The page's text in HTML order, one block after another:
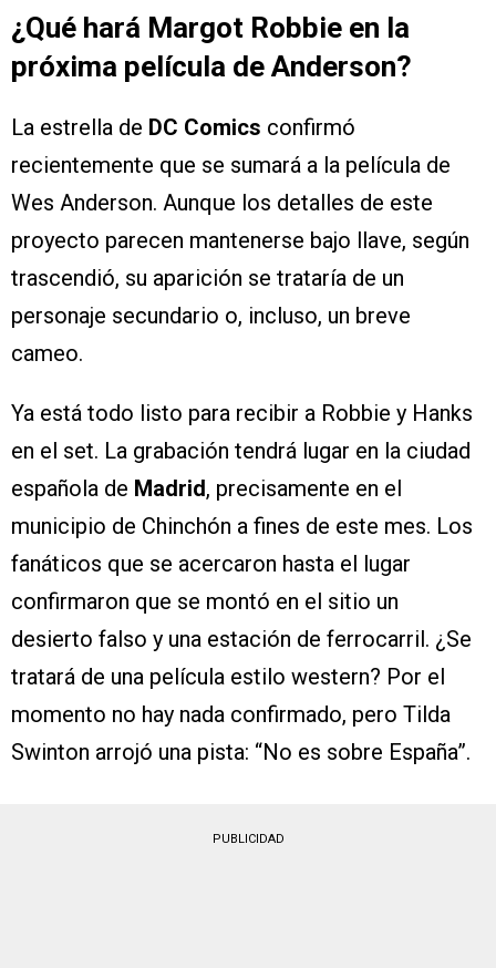
¿Qué hará Margot Robbie en la
próxima película de Anderson?
La estrella de DC Comics confirmó
recientemente que se sumará a la película de
Wes Anderson. Aunque los detalles de este
proyecto parecen mantenerse bajo llave, según
trascendió, su aparición se trataría de un
personaje secundario o, incluso, un breve
cameo.
Ya está todo listo para recibir a Robbie y Hanks
en el set. La grabación tendrá lugar en la ciudad
española de Madrid, precisamente en el
municipio de Chinchón a fines de este mes. Los
fanáticos que se acercaron hasta el lugar
confirmaron que se montó en el sitio un
desierto falso y una estación de ferrocarril. ¿Se
tratará de una película estilo western? Por el
momento no hay nada confirmado, pero Tilda
Swinton arrojó una pista: “No es sobre España”.
PUBLICIDAD